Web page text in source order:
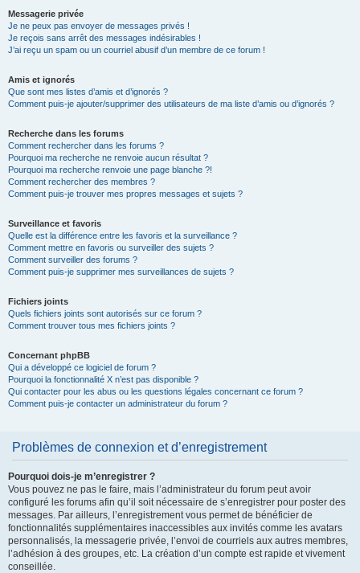
Messagerie privée
Je ne peux pas envoyer de messages privés !
Je reçois sans arrêt des messages indésirables !
J’ai reçu un spam ou un courriel abusif d’un membre de ce forum !
Amis et ignorés
Que sont mes listes d’amis et d’ignorés ?
Comment puis-je ajouter/supprimer des utilisateurs de ma liste d’amis ou d’ignorés ?
Recherche dans les forums
Comment rechercher dans les forums ?
Pourquoi ma recherche ne renvoie aucun résultat ?
Pourquoi ma recherche renvoie une page blanche ?!
Comment rechercher des membres ?
Comment puis-je trouver mes propres messages et sujets ?
Surveillance et favoris
Quelle est la différence entre les favoris et la surveillance ?
Comment mettre en favoris ou surveiller des sujets ?
Comment surveiller des forums ?
Comment puis-je supprimer mes surveillances de sujets ?
Fichiers joints
Quels fichiers joints sont autorisés sur ce forum ?
Comment trouver tous mes fichiers joints ?
Concernant phpBB
Qui a développé ce logiciel de forum ?
Pourquoi la fonctionnalité X n’est pas disponible ?
Qui contacter pour les abus ou les questions légales concernant ce forum ?
Comment puis-je contacter un administrateur du forum ?
Problèmes de connexion et d’enregistrement
Pourquoi dois-je m’enregistrer ?
Vous pouvez ne pas le faire, mais l’administrateur du forum peut avoir
configuré les forums afin qu’il soit nécessaire de s’enregistrer pour poster des
messages. Par ailleurs, l’enregistrement vous permet de bénéficier de
fonctionnalités supplémentaires inaccessibles aux invités comme les avatars
personnalisés, la messagerie privée, l’envoi de courriels aux autres membres,
l’adhésion à des groupes, etc. La création d’un compte est rapide et vivement
conseillée.